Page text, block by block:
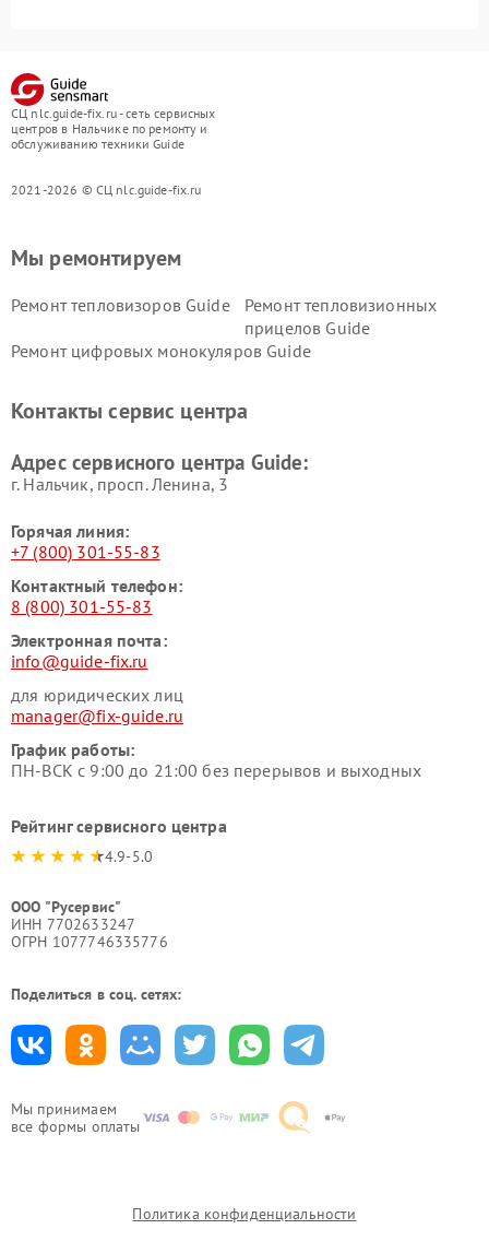
СЦ nlc.guide-fix.ru - сеть сервисных
центров в Нальчике по ремонту и
обслуживанию техники Guide
2021-2026 © СЦ nlc.guide-fix.ru
Мы принимаем
все формы оплаты
Мы ремонтируем
Ремонт тепловизоров Guide
Ремонт тепловизионных
прицелов Guide
Ремонт цифровых монокуляров Guide
Контакты сервис центра
Адрес сервисного центра Guide:
г. Нальчик, просп. Ленина, 3
Горячая линия:
+7 (800) 301-55-83
Контактный телефон:
8 (800) 301-55-83
Электронная почта:
info@guide-fix.ru
для юридических лиц
manager@fix-guide.ru
График работы:
ПН-ВСК с 9:00 до 21:00 без перерывов и выходных
Рейтинг сервисного центра
4.9-5.0
ООО "Русервис"
ИНН 7702633247
ОГРН 1077746335776
Поделиться в соц. сетях:
Политика конфиденциальности